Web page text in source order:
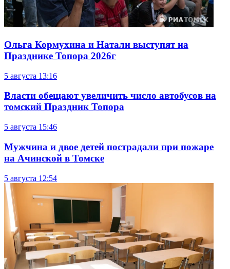
Ольга Кормухина и Натали выступят на
Празднике Топора 2026г
5 августа 13:16
Власти обещают увеличить число автобусов на
томский Праздник Топора
5 августа 15:46
Мужчина и двое детей пострадали при пожаре
на Ачинской в Томске
5 августа 12:54